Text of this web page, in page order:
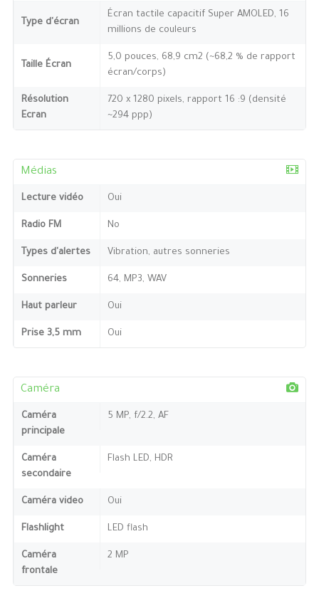
Type d'écran
Écran tactile capacitif Super AMOLED, 16
millions de couleurs
Taille Écran
5,0 pouces, 68,9 cm2 (~68,2 % de rapport
écran/corps)
Résolution
Ecran
720 x 1280 pixels, rapport 16 :9 (densité
~294 ppp)
Médias
Lecture vidéo Oui
Radio FM No
Types d'alertes Vibration, autres sonneries
Sonneries 64, MP3, WAV
Haut parleur Oui
Prise 3,5 mm Oui
Caméra
Caméra
principale
5 MP, f/2.2, AF
Caméra
secondaire
Flash LED, HDR
Caméra video Oui
Flashlight LED flash
Caméra
frontale
2 MP